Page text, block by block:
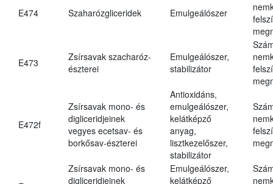
E474 Szaharózgliceridek Emulgeálószer
E473
Zsírsavak szacharóz-
észterei
Emulgeálószer,
stabilizátor
E472f
Zsírsavak mono- és
digliceridjeinek
vegyes ecetsav- és
borkősav-észterei
Antioxidáns,
emulgeálószer,
kelátképző
anyag,
lisztkezelőszer,
stabilizátor
Zsírsavak mono- és
digliceridjeinek
Emulgeálószer,
kelátképző